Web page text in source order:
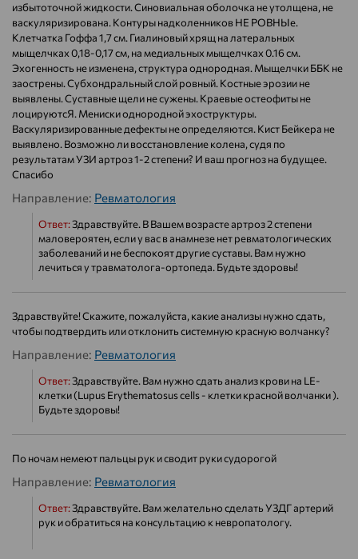
избытоточной жидкости. Синовиальная оболочка не утолщена, не
васкуляризирована. Контуры надколенников НЕ РОВНЫе.
Клетчатка Гоффа 1,7 см. Гиалиновый хрящ на латеральных
мыщелчках 0,18-0,17 см, на медиальных мыщелчках 0.16 см.
Эхогенность не изменена, структура однородная. Мыщелчки ББК не
заострены. Субхондральный слой ровный. Костные эрозии не
выявлены. Суставные щели не сужены. Краевые остеофиты не
лоцируютсЯ. Мениски однородной эхоструктуры.
Васкуляризированные дефекты не определяются. Кист Бейкера не
выявлено. Возможно ли восстановление колена, судя по
результатам УЗИ артроз 1-2 степени? И ваш прогноз на будущее.
Спасибо
Направление: Ревматология
Ответ:Здравствуйте. В Вашем возрасте артроз 2 степени
маловероятен, если у вас в анамнезе нет ревматологических
заболеваний и не беспокоят другие суставы. Вам нужно
лечиться у травматолога-ортопеда. Будьте здоровы!
Здравствуйте! Скажите, пожалуйста, какие анализы нужно сдать,
чтобы подтвердить или отклонить системную красную волчанку?
Направление: Ревматология
Ответ:Здравствуйте. Вам нужно сдать анализ крови на LE-
клетки (Lupus Erythematosus cells - клетки красной волчанки ).
Будьте здоровы!
По ночам немеют пальцы рук и сводит руки судорогой
Направление: Ревматология
Ответ:Здравствуйте. Вам желательно сделать УЗДГ артерий
рук и обратиться на консультацию к невропатологу.